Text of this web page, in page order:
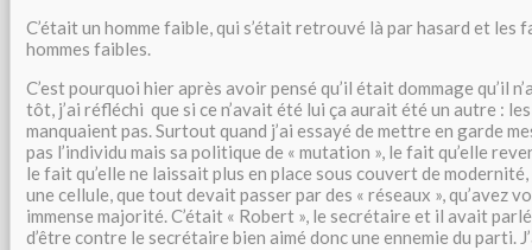
C’était un homme faible, qui s’était retrouvé là par hasard et les
hommes faibles.
C’est pourquoi hier après avoir pensé qu’il était dommage qu’il
tôt, j’ai réfléchi que si ce n’avait été lui ça aurait été un autre :
manquaient pas. Surtout quand j’ai essayé de mettre en garde
pas l’individu mais sa politique de « mutation », le fait qu’elle
le fait qu’elle ne laissait plus en place sous couvert de modernité,
une cellule, que tout devait passer par des « réseaux », qu’avez
immense majorité. C’était « Robert », le secrétaire et il avait
d’être contre le secrétaire bien aimé donc une ennemie du parti.